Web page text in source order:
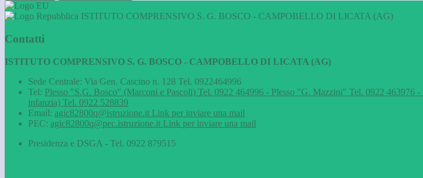
ISTITUTO COMPRENSIVO S. G. BOSCO - CAMPOBELLO DI LICATA (AG)
Contatti
ISTITUTO COMPRENSIVO S. G. BOSCO - CAMPOBELLO DI LICATA (AG)
Sede Centrale: Via Gen. Cascino n. 128 Tel. 0922464996
Tel: Plesso "S.G. Bosco" (Marconi e Pascoli) Tel. 0922 464996 - Plesso "G. Mazzini" Tel. 0922
infanzia) Tel. 0922 528839
Email: agic82800q@istruzione.it Link per inviare una mail
PEC: agic82800q@pec.istruzione.it Link per inviare una mail
Presidenza e DSGA - Tel. 0922 879515